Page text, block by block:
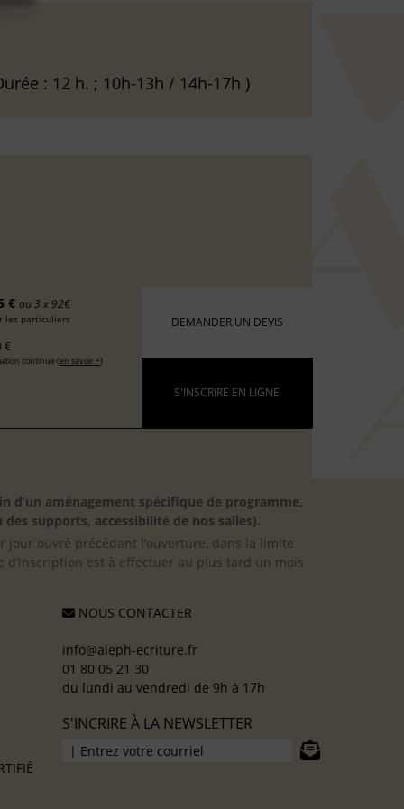
: 12 h. ; 10h-13h / 14h-17h )
€ ou 3 x 92€
les particuliers
€
continue (en savoir +)
DEMANDER UN DEVIS
S'INSCRIRE EN LIGNE
d’un aménagement spécifique de programme,
supports, accessibilité de nos salles).
jour ouvré précédant l’ouverture, dans la limite
est à effectuer au plus tard un mois
NOUS CONTACTER
info@aleph-ecriture.fr
01 80 05 21 30
du lundi au vendredi de 9h à 17h
S'INCRIRE À LA NEWSLETTER